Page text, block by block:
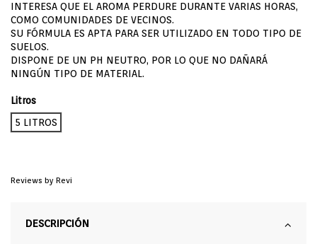
INTERESA QUE EL AROMA PERDURE DURANTE VARIAS HORAS,
COMO COMUNIDADES DE VECINOS.
SU FÓRMULA ES APTA PARA SER UTILIZADO EN TODO TIPO DE
SUELOS.
DISPONE DE UN PH NEUTRO, POR LO QUE NO DAÑARÁ
NINGÚN TIPO DE MATERIAL.
Litros
5 LITROS
Reviews by Revi
DESCRIPCIÓN